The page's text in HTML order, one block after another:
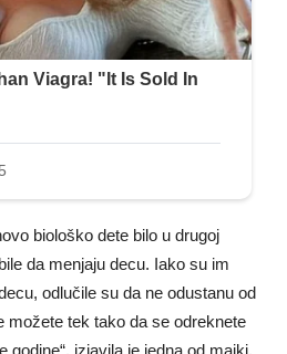
biološko dete bilo u drugoj
da menjaju decu. Iako su im
odlučile su da ne odustanu od
možete tek tako da se odreknete
godine“, izjavila je jedna od majki.